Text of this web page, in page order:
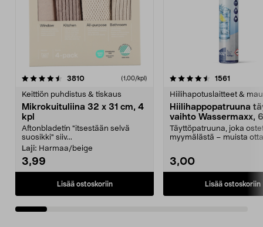
3810arvostelut (1,00/kpl)
Keittiön puhdistus & tiskaus
Mikrokuituliina 32 x 31 cm, 4
kpl
Aftonbladetin "itsestään selvä
suosikki" siiv...
Laji: Harmaa/beige
3,99
Lisää ostoskoriin
4.5viidestä
1561
Hiilihapotuslaitteet &
Hiilihappopatruuna
vaihto Wassermaxx,
Täyttöpatruuna, joka
myymälästä – muista
3,00
Lisää ostoskoriin
4.5viidestä